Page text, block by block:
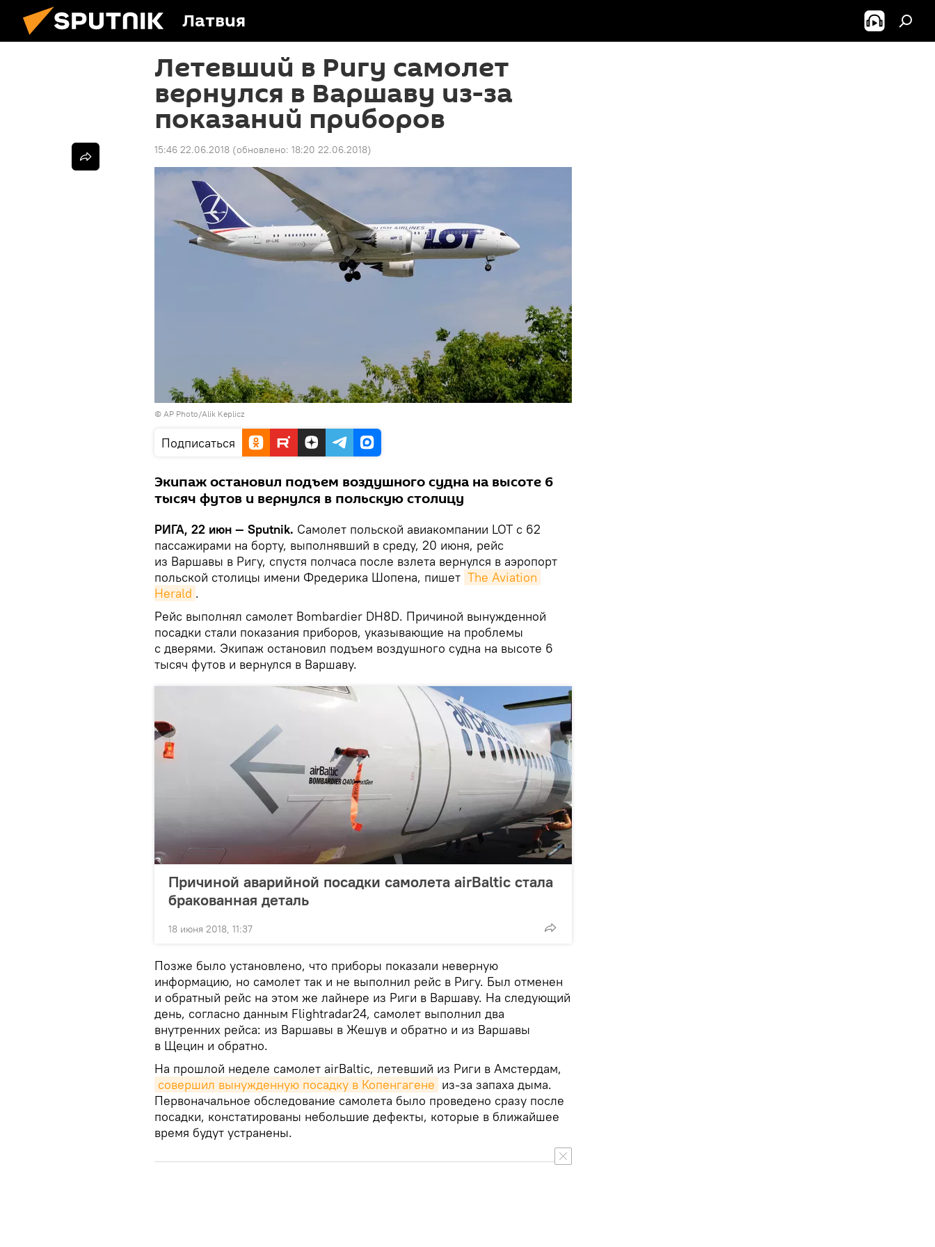
Латвия
Летевший в Ригу самолет
вернулся в Варшаву из-за
показаний приборов
15:46 22.06.2018 (обновлено: 18:20 22.06.2018)
© AP Photo/Alik Keplicz
Подписаться
Экипаж остановил подъем воздушного судна на высоте 6
тысяч футов и вернулся в польскую столицу
РИГА, 22 июн — Sputnik. Самолет польской авиакомпании LOT с 62
пассажирами на борту, выполнявший в среду, 20 июня, рейс
из Варшавы в Ригу, спустя полчаса после взлета вернулся в аэропорт
польской столицы имени Фредерика Шопена, пишет The Aviation
Herald .
Рейс выполнял самолет Bombardier DH8D. Причиной вынужденной
посадки стали показания приборов, указывающие на проблемы
с дверями. Экипаж остановил подъем воздушного судна на высоте 6
тысяч футов и вернулся в Варшаву.
Причиной аварийной посадки самолета airBaltic стала
бракованная деталь
18 июня 2018, 11:37
Позже было установлено, что приборы показали неверную
информацию, но самолет так и не выполнил рейс в Ригу. Был отменен
и обратный рейс на этом же лайнере из Риги в Варшаву. На следующий
день, согласно данным Flightradar24, самолет выполнил два
внутренних рейса: из Варшавы в Жешув и обратно и из Варшавы
в Щецин и обратно.
На прошлой неделе самолет airBaltic, летевший из Риги в Амстердам,
совершил вынужденную посадку в Копенгагене из-за запаха дыма.
Первоначальное обследование самолета было проведено сразу после
посадки, констатированы небольшие дефекты, которые в ближайшее
время будут устранены.